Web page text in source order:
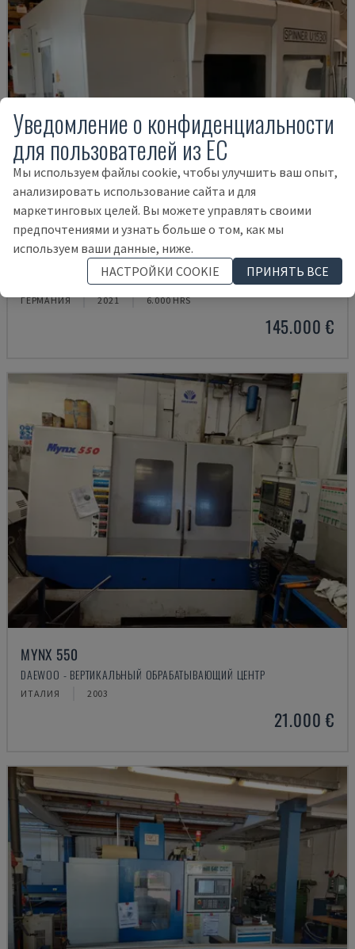
U5-1530
SPINNER - ВЕРТИКАЛЬНЫЙ ОБРАБАТЫВАЮЩИЙ ЦЕНТР
ГЕРМАНИЯ 2021 6.000 HRS
145.000 €
MYNX 550
DAEWOO - ВЕРТИКАЛЬНЫЙ ОБРАБАТЫВАЮЩИЙ ЦЕНТР
ИТАЛИЯ 2003
21.000 €
Уведомление о конфиденциальности
для пользователей из ЕС
Мы используем файлы cookie, чтобы улучшить ваш опыт,
анализировать использование сайта и для
маркетинговых целей. Вы можете управлять своими
предпочтениями и узнать больше о том, как мы
используем ваши данные, ниже.
НАСТРОЙКИ COOKIE
ПРИНЯТЬ ВСЕ